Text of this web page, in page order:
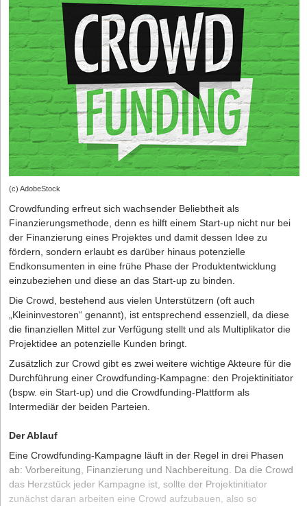
(c) AdobeStock
Crowdfunding erfreut sich wachsender Beliebtheit als
Finanzierungsmethode, denn es hilft einem Start-up nicht nur bei
der Finanzierung eines Projektes und damit dessen Idee zu
fördern, sondern erlaubt es darüber hinaus potenzielle
Endkonsumenten in eine frühe Phase der Produktentwicklung
einzubeziehen und diese an das Start-up zu binden.
Die Crowd, bestehend aus vielen Unterstützern (oft auch
„Kleininvestoren“ genannt), ist entsprechend essenziell, da diese
die finanziellen Mittel zur Verfügung stellt und als Multiplikator die
Projektidee an potenzielle Kunden bringt.
Zusätzlich zur Crowd gibt es zwei weitere wichtige Akteure für die
Durchführung einer Crowdfunding-Kampagne: den Projektinitiator
(bspw. ein Start-up) und die Crowdfunding-Plattform als
Intermediär der beiden Parteien.
Der Ablauf
Eine Crowdfunding-Kampagne läuft in der Regel in drei Phasen
ab: Vorbereitung, Finanzierung und Nachbereitung. Da die Crowd
das Herzstück jeder Kampagne ist, sollte der Projektinitiator
zunächst daran arbeiten eine Crowd aufzubauen, also so